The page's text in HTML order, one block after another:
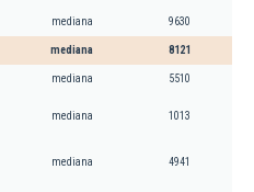
mediana 9630
mediana 8121
mediana 5510
mediana 1013
mediana 4941